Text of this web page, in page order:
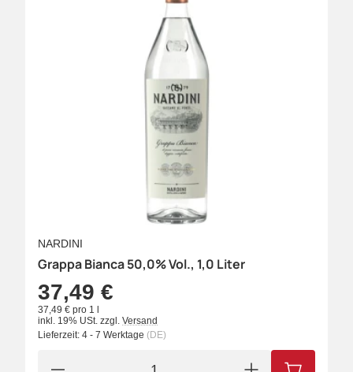
NARDINI
Grappa Bianca 50,0% Vol., 1,0 Liter
37,49 €
37,49 € pro 1 l
inkl. 19% USt. zzgl. Versand
Lieferzeit: 4 - 7 Werktage (DE)